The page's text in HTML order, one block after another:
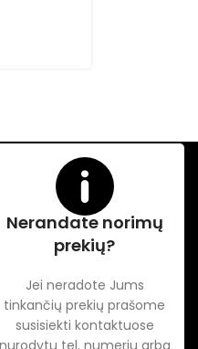
Nerandate norimų
prekių?
Jei neradote Jums
tinkančių prekių prašome
susisiekti kontaktuose